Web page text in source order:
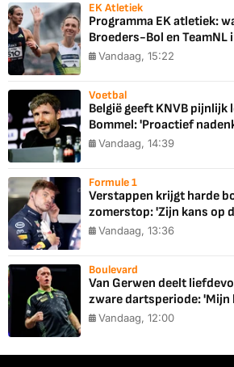
EK Atletiek
Programma EK atletiek:
Broeders-Bol en TeamNL
Vandaag, 15:22
Voetbal
België geeft KNVB pijnlijk
Bommel: 'Proactief
Vandaag, 14:39
Formule 1
Verstappen krijgt harde
zomerstop: 'Zijn kans op
Vandaag, 13:36
Boulevard
Van Gerwen deelt
zware dartsperiode: 'Mijn
Vandaag, 12:00